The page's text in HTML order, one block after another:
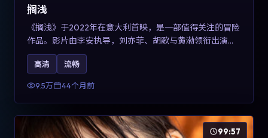
搁浅
《搁浅》于2022年在意大利首映，是一部值得关注的冒险
作品。影片由李安执导，刘亦菲、胡歌与黄渤领衔出演。
剧情用喜剧外壳包裹对现实规则的温和反讽，整体完成度
高，适合希望了解意大利冒险类型创作的观众在线观看。
高清 流畅
9.5万 44个月前
99:57